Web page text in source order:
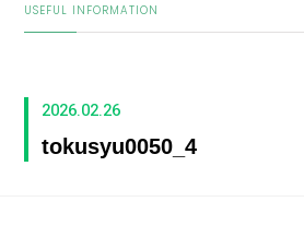
USEFUL INFORMATION
2026.02.26
tokusyu0050_4